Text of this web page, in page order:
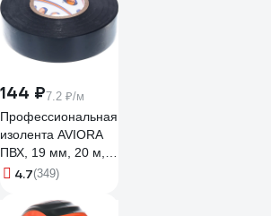
144 ₽7.2 ₽/м
Профессиональная
изолента AVIORA
ПВХ, 19 мм, 20 м,
черная 305-030
4.7(349)